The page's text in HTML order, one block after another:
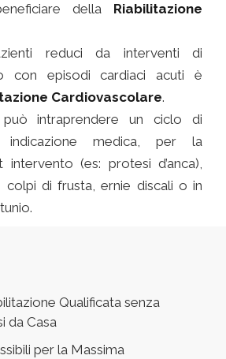
della Riabilitazione
reduci da interventi di
con episodi cardiaci acuti è
Cardiovascolare.
intraprendere un ciclo di
indicazione medica, per la
intervento (es: protesi d’anca),
colpi di frusta, ernie discali o in
Qualificata senza
da Casa
per la Massima